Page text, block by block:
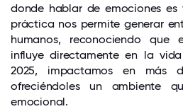
donde hablar de emociones es
práctica nos permite generar
humanos, reconociendo que
influye directamente en la
2025, impactamos en más
ofreciéndoles un ambiente
emocional.